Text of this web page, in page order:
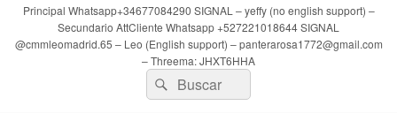
Principal Whatsapp+34677084290 SIGNAL – yeffy (no english support) –
Secundario AttCliente Whatsapp +527221018644 SIGNAL
@cmmleomadrid.65 – Leo (English support) – panterarosa1772@gmail.com
– Threema: JHXT6HHA
Buscar
por:
Buscar